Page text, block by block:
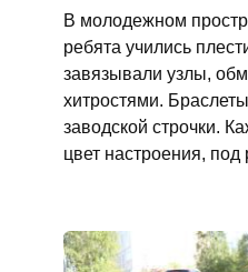
В молодежном
ребята учились
завязывали узлы,
хитростями.
заводской строчки.
цвет настроения, под